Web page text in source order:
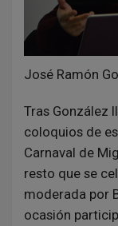
José Ramón
Tras González
coloquios de
Carnaval de
resto que se
moderada por
ocasión